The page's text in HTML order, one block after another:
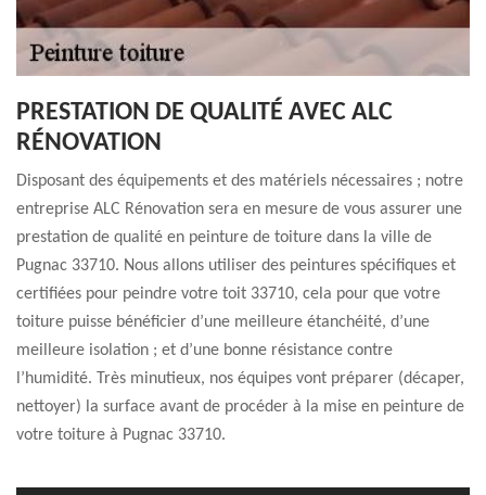
PRESTATION DE QUALITÉ AVEC ALC
RÉNOVATION
Disposant des équipements et des matériels nécessaires ; notre
entreprise ALC Rénovation sera en mesure de vous assurer une
prestation de qualité en peinture de toiture dans la ville de
Pugnac 33710. Nous allons utiliser des peintures spécifiques et
certifiées pour peindre votre toit 33710, cela pour que votre
toiture puisse bénéficier d’une meilleure étanchéité, d’une
meilleure isolation ; et d’une bonne résistance contre
l’humidité. Très minutieux, nos équipes vont préparer (décaper,
nettoyer) la surface avant de procéder à la mise en peinture de
votre toiture à Pugnac 33710.